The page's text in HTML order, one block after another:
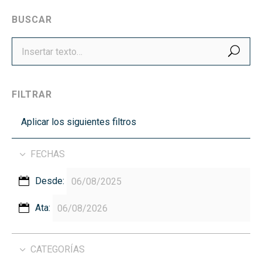
BUSCAR
FILTRAR
Aplicar los siguientes filtros
FECHAS
Desde:
Ata:
CATEGORÍAS